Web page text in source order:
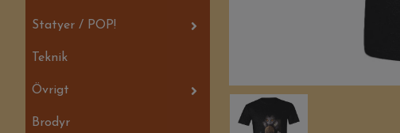
Statyer / POP!
Teknik
Övrigt
Brodyr